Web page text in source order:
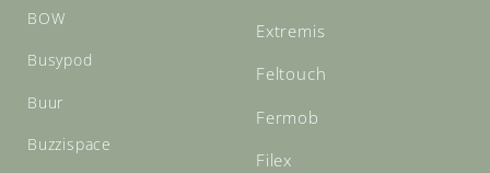
BOW
Busypod
Buur
Buzzispace
Extremis
Feltouch
Fermob
Filex